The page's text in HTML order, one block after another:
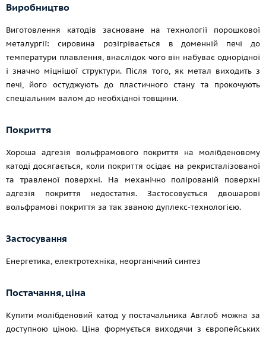
Виробництво
Виготовлення катодів засноване на технології порошкової
металургії: сировина розігрівається в доменній печі до
температури плавлення, внаслідок чого він набуває однорідної
і значно міцнішої структури. Після того, як метал виходить з
печі, його остуджують до пластичного стану та прокочують
спеціальним валом до необхідної товщини.
Покриття
Хороша адгезія вольфрамового покриття на молібденовому
катоді досягається, коли покриття осідає на рекристалізованої
та травленої поверхні. На механічно полірованій поверхні
адгезія покриття недостатня. Застосовується двошарові
вольфрамові покриття за так званою дуплекс-технологією.
Застосування
Енергетика, електротехніка, неорганічний синтез
Постачання, ціна
Купити молібденовий катод у постачальника Авглоб можна за
доступною ціною. Ціна формується виходячи з європейських